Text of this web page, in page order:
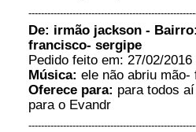
De: irmão jackson -
francisco- sergipe
Pedido feito em: 27/02/
Música: ele não abriu
Oferece para: para todos
para o Evandr